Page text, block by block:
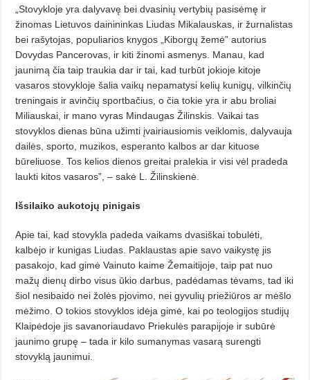
„Stovykloje yra dalyvavę bei dvasinių vertybių pasisėmę ir
žinomas Lietuvos dainininkas Liudas Mikalauskas, ir žurnalistas
bei rašytojas, populiarios knygos „Kiborgų žemė” autorius
Dovydas Pancerovas, ir kiti žinomi asmenys. Manau,
kad
jaunimą čia taip traukia dar ir tai, kad turbūt jokioje kitoje
vasaros stovykloje šalia vaikų nepamatysi kelių kunigų, vilkinčių
treningais ir avinčių sportbačius, o čia tokie yra ir abu broliai
Miliauskai, ir mano vyras Mindaugas Žilinskis. Vaikai tas
stovyklos dienas būna užimti įvairiausiomis veiklomis, dalyvauja
dailės, sporto, muzikos, esperanto kalbos ar dar kituose
būreliuose. Tos kelios dienos greitai pralekia ir visi vėl pradeda
laukti kitos vasaros”, – sakė L. Žilinskienė.
Išsilaiko aukotojų pinigais
Apie tai, kad stovykla padeda vaikams dvasiškai tobulėti,
kalbėjo ir kunigas Liudas. Paklaustas apie savo vaikystę jis
pasakojo, kad gimė Vainuto kaime Žemaitijoje, taip pat nuo
mažų dienų dirbo visus ūkio darbus, padėdamas tėvams, tad iki
šiol nesibaido nei žolės pjovimo, nei gyvulių priežiūros ar mėšlo
mėžimo. O tokios stovyklos idėja gimė, kai po teologijos studijų
Klaipėdoje jis savanoriaudavo Priekulės parapijoje ir subūrė
jaunimo grupę – tada ir kilo sumanymas vasarą surengti
stovyklą jaunimui.